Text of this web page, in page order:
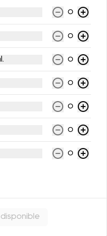
FLAN NAPOLITANO
0
0
0
0
0
0
0